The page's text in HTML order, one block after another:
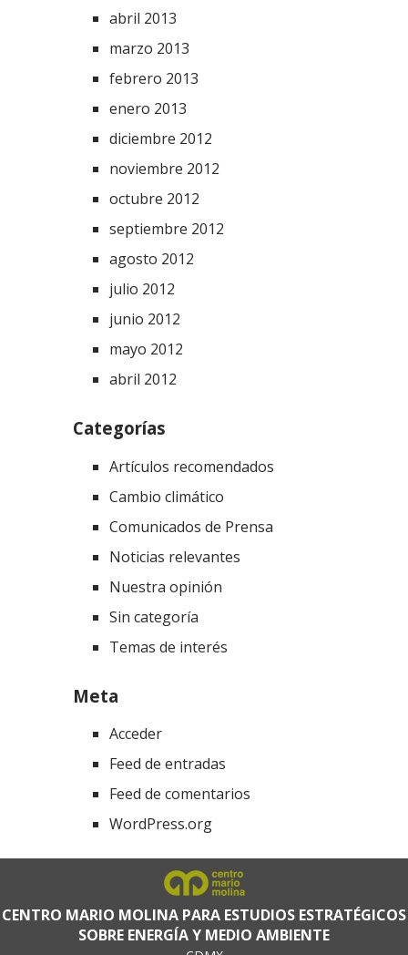
abril 2013
marzo 2013
febrero 2013
enero 2013
diciembre 2012
noviembre 2012
octubre 2012
septiembre 2012
agosto 2012
julio 2012
junio 2012
mayo 2012
abril 2012
Categorías
Artículos recomendados
Cambio climático
Comunicados de Prensa
Noticias relevantes
Nuestra opinión
Sin categoría
Temas de interés
Meta
Acceder
Feed de entradas
Feed de comentarios
WordPress.org
CENTRO MARIO MOLINA PARA ESTUDIOS ESTRATÉGICOS
SOBRE ENERGÍA Y MEDIO AMBIENTE